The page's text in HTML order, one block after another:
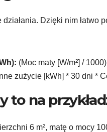
Dzięki nim łatwo
(Moc maty [W/m²] /
zużycie [kWh] * 30 dni *
to na
6 m², matę o mocy